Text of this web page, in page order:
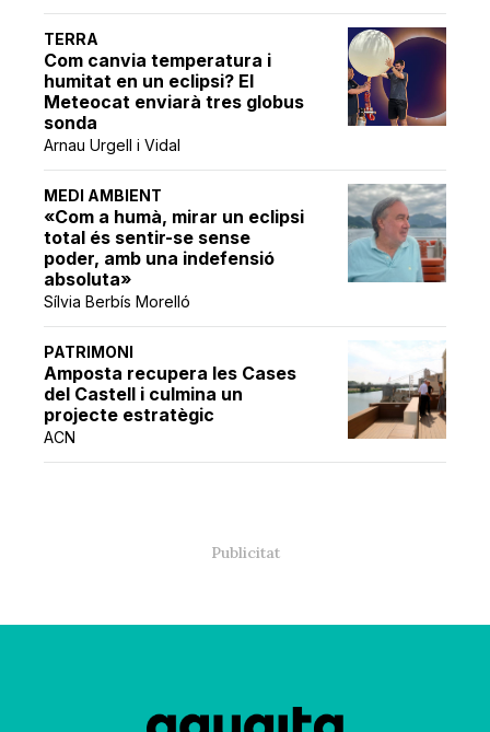
TERRA
Com canvia temperatura i
humitat en un eclipsi? El
Meteocat enviarà tres globus
sonda
Arnau Urgell i Vidal
MEDI AMBIENT
«Com a humà, mirar un eclipsi
total és sentir-se sense
poder, amb una indefensió
absoluta»
Sílvia Berbís Morelló
PATRIMONI
Amposta recupera les Cases
del Castell i culmina un
projecte estratègic
ACN